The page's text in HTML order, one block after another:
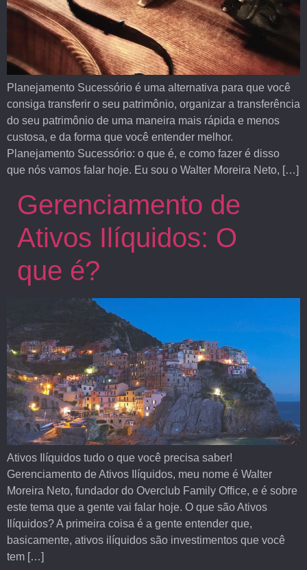
Planejamento Sucessório é uma alternativa para que você
consiga transferir o seu patrimônio, organizar a transferência
do seu patrimônio de uma maneira mais rápida e menos
custosa, e da forma que você entender melhor.
Planejamento Sucessório: o que é, e como fazer é disso
que nós vamos falar hoje. Eu sou o Walter Moreira Neto, […]
Gerenciamento de
Ativos Ilíquidos: O
que é?
Ativos Ilíquidos tudo o que você precisa saber!
Gerenciamento de Ativos Ilíquidos, meu nome é Walter
Moreira Neto, fundador do Overclub Family Office, e é sobre
este tema que a gente vai falar hoje. O que são Ativos
Ilíquidos? A primeira coisa é a gente entender que,
basicamente, ativos ilíquidos são investimentos que você
tem […]